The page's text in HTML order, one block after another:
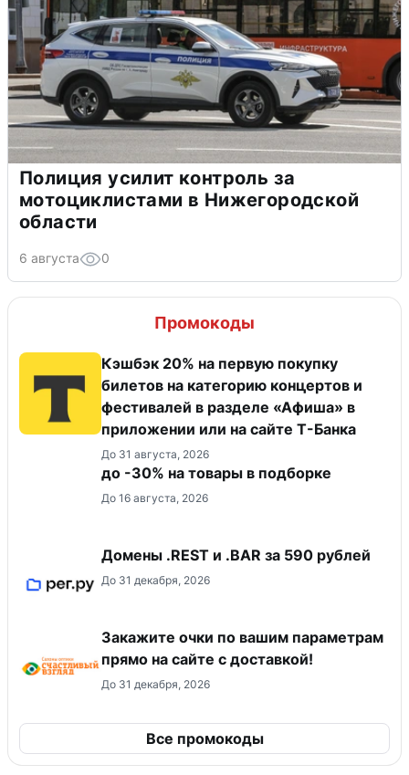
Полиция усилит контроль за
мотоциклистами в Нижегородской
области
6 августа 0
Промокоды
Кэшбэк 20% на первую покупку
билетов на категорию концертов и
фестивалей в разделе «Афиша» в
приложении или на сайте Т-Банка
До 31 августа, 2026
до -30% на товары в подборке
До 16 августа, 2026
Домены .REST и .BAR за 590 рублей
До 31 декабря, 2026
Закажите очки по вашим параметрам
прямо на сайте с доставкой!
До 31 декабря, 2026
Все промокоды